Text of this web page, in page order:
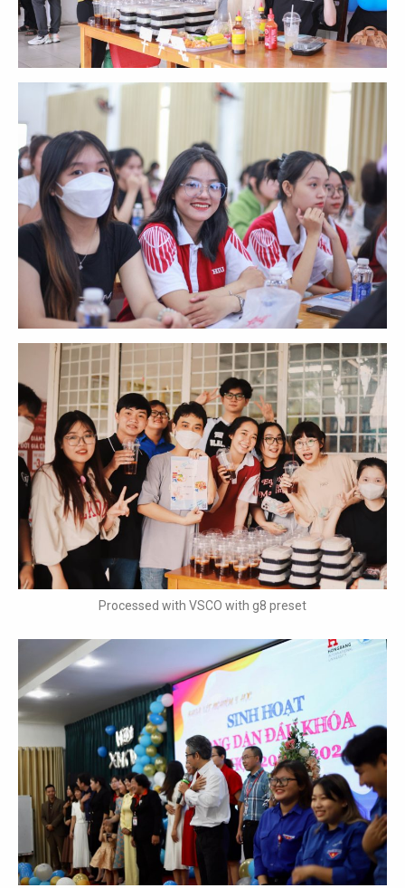
Processed with VSCO with g8 preset